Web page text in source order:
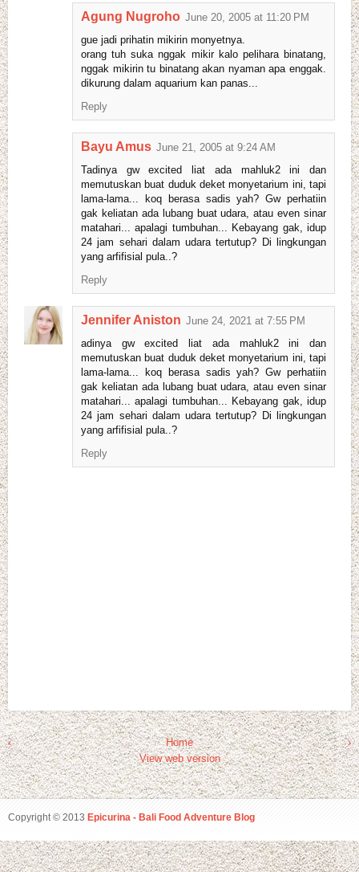
Agung Nugroho June 20, 2005 at 11:20 PM
gue jadi prihatin mikirin monyetnya.
orang tuh suka nggak mikir kalo pelihara binatang,
nggak mikirin tu binatang akan nyaman apa enggak.
dikurung dalam aquarium kan panas...
Reply
Bayu Amus June 21, 2005 at 9:24 AM
Tadinya gw excited liat ada mahluk2 ini dan
memutuskan buat duduk deket monyetarium ini, tapi
lama-lama... koq berasa sadis yah? Gw perhatiin
gak keliatan ada lubang buat udara, atau even sinar
matahari... apalagi tumbuhan... Kebayang gak, idup
24 jam sehari dalam udara tertutup? Di lingkungan
yang arfifisial pula..?
Reply
Jennifer Aniston June 24, 2021 at 7:55 PM
adinya gw excited liat ada mahluk2 ini dan
memutuskan buat duduk deket monyetarium ini, tapi
lama-lama... koq berasa sadis yah? Gw perhatiin
gak keliatan ada lubang buat udara, atau even sinar
matahari... apalagi tumbuhan... Kebayang gak, idup
24 jam sehari dalam udara tertutup? Di lingkungan
yang arfifisial pula..?
Reply
‹ ›
Home
View web version
Copyright © 2013 Epicurina - Bali Food Adventure Blog